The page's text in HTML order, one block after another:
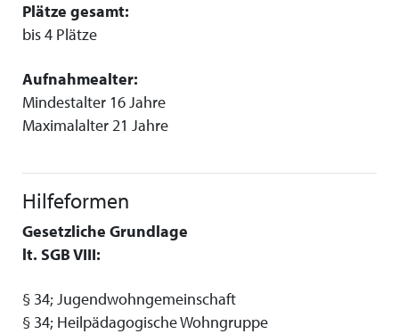
Plätze gesamt:
bis 4 Plätze
Aufnahmealter:
Mindestalter 16 Jahre
Maximalalter 21 Jahre
Hilfeformen
Gesetzliche Grundlage
lt. SGB VIII:
§ 34; Jugendwohngemeinschaft
§ 34; Heilpädagogische Wohngruppe